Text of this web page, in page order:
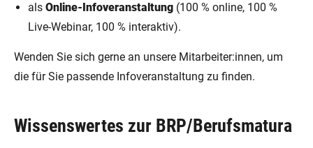
als Online-Infoveranstaltung (100 % online, 100 %
Live-Webinar, 100 % interaktiv).
Wenden Sie sich gerne an unsere Mitarbeiter:innen, um
die für Sie passende Infoveranstaltung zu finden.
Wissenswertes zur BRP/Berufsmatura